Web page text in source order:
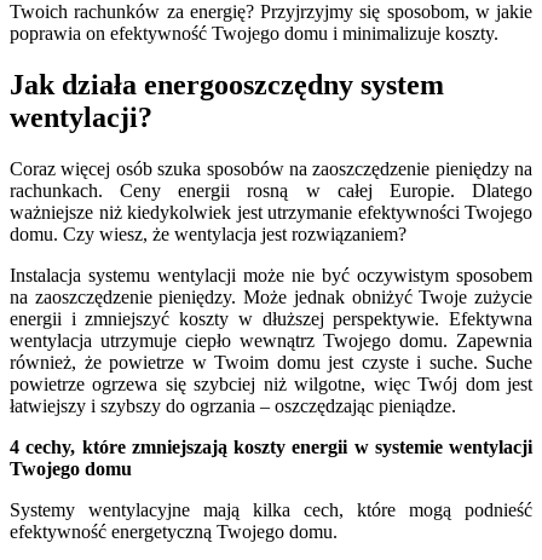
Twoich rachunków za energię? Przyjrzyjmy się sposobom, w jakie
poprawia on efektywność Twojego domu i minimalizuje koszty.
Jak działa energooszczędny system
wentylacji?
Coraz więcej osób szuka sposobów na zaoszczędzenie pieniędzy na
rachunkach. Ceny energii rosną w całej Europie. Dlatego
ważniejsze niż kiedykolwiek jest utrzymanie efektywności Twojego
domu. Czy wiesz, że wentylacja jest rozwiązaniem?
Instalacja systemu wentylacji może nie być oczywistym sposobem
na zaoszczędzenie pieniędzy. Może jednak obniżyć Twoje zużycie
energii i zmniejszyć koszty w dłuższej perspektywie. Efektywna
wentylacja utrzymuje ciepło wewnątrz Twojego domu. Zapewnia
również, że powietrze w Twoim domu jest czyste i suche. Suche
powietrze ogrzewa się szybciej niż wilgotne, więc Twój dom jest
łatwiejszy i szybszy do ogrzania – oszczędzając pieniądze.
4 cechy, które zmniejszają koszty energii w systemie wentylacji
Twojego domu
Systemy wentylacyjne mają kilka cech, które mogą podnieść
efektywność energetyczną Twojego domu.